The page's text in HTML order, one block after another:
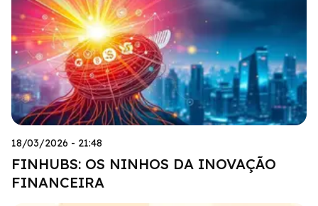
18/03/2026 - 21:48
FINHUBS: OS NINHOS DA INOVAÇÃO
FINANCEIRA